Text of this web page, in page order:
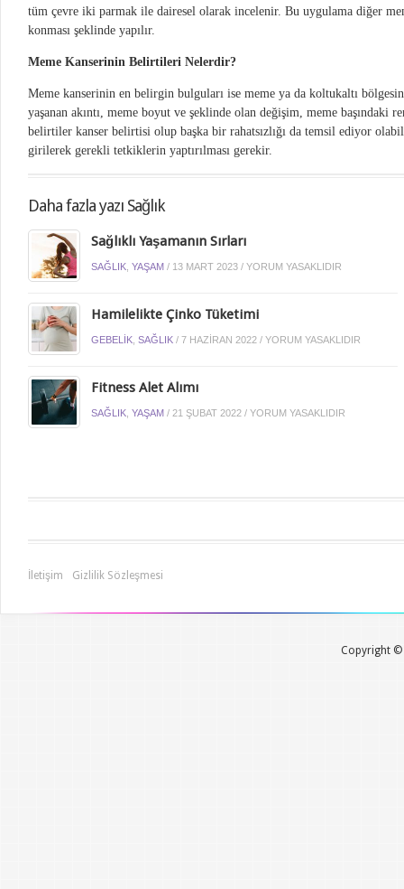
tüm çevre iki parmak ile dairesel olarak incelenir. Bu uygulama diğer
konması şeklinde yapılır.
Meme Kanserinin Belirtileri Nelerdir?
Meme kanserinin en belirgin bulguları ise meme ya da koltukaltı
yaşanan akıntı, meme boyut ve şeklinde olan değişim, meme başındaki
belirtiler kanser belirtisi olup başka bir rahatsızlığı da temsil ediyor
girilerek gerekli tetkiklerin yaptırılması gerekir.
Daha fazla yazı Sağlık
Sağlıklı Yaşamanın Sırları
SAĞLIK YAŞAM / 13 MART 2023 / YORUM YASAKLIDIR
Hamilelikte Çinko Tüketimi
GEBELIK SAĞLIK / 7 HAZIRAN 2022 / YORUM YASAKLIDIR
Fitness Alet Alımı
SAĞLIK YAŞAM / 21 ŞUBAT 2022 / YORUM YASAKLIDIR
İletişim Gizlilik Sözleşmesi
Copyright ©